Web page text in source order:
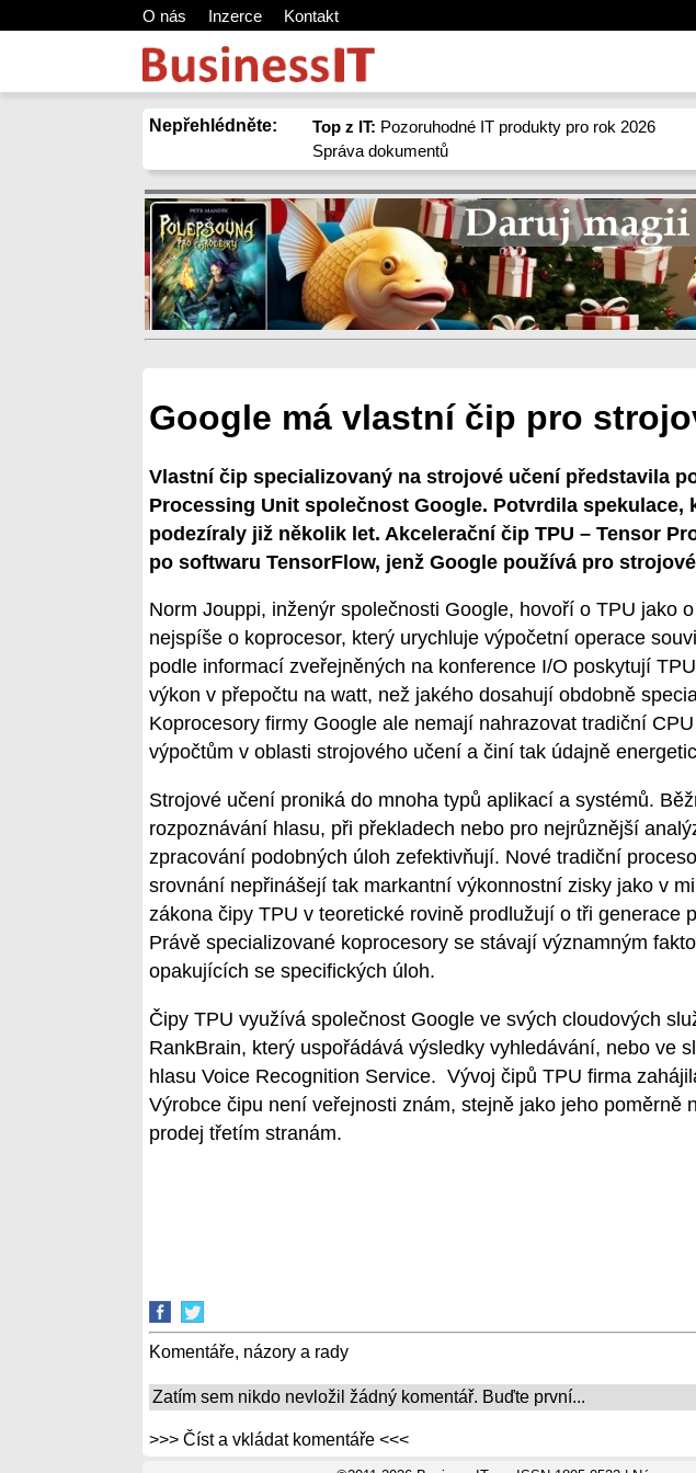
O nás Inzerce Kontakt
Nepřehlédněte: Top z IT: Pozoruhodné IT produkty pro rok 2026
Správa dokumentů
Google má vlastní čip pro
Vlastní čip specializovaný na strojové učení představila
Processing Unit společnost Google. Potvrdila spekulace,
podezíraly již několik let. Akcelerační čip TPU – Tensor
po softwaru TensorFlow, jenž Google používá pro
Norm Jouppi, inženýr společnosti Google, hovoří o TPU jako
nejspíše o koprocesor, který urychluje výpočetní operace
podle informací zveřejněných na konference I/O poskytují
výkon v přepočtu na watt, než jakého dosahují obdobně
Koprocesory firmy Google ale nemají nahrazovat tradiční
výpočtům v oblasti strojového učení a činí tak údajně
Strojové učení proniká do mnoha typů aplikací a systémů.
rozpoznávání hlasu, při překladech nebo pro nejrůznější
zpracování podobných úloh zefektivňují. Nové tradiční
srovnání nepřinášejí tak markantní výkonnostní zisky jako v
zákona čipy TPU v teoretické rovině prodlužují o tři generace
Právě specializované koprocesory se stávají významným
opakujících se specifických úloh.
Čipy TPU využívá společnost Google ve svých cloudových
RankBrain, který uspořádává výsledky vyhledávání, nebo ve
hlasu Voice Recognition Service. Vývoj čipů TPU firma
Výrobce čipu není veřejnosti znám, stejně jako jeho poměrně
prodej třetím stranám.
Komentáře, názory a rady
Zatím sem nikdo nevložil žádný komentář. Buďte první...
>>> Číst a vkládat komentáře <<<